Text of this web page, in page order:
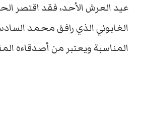
عيد العرش الأحد، فقد اقتصر
الغابوني الذي رافق محمد
المناسبة ويعتبر من أصدقاءه